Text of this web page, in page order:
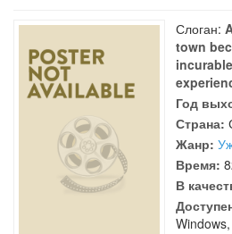
Слоган:
town
Год
Страна:
Жанр:
Время:
В